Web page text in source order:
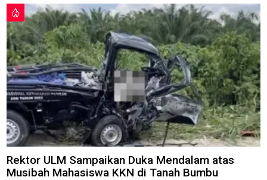
Rektor ULM Sampaikan Duka Mendalam atas
Musibah Mahasiswa KKN di Tanah Bumbu